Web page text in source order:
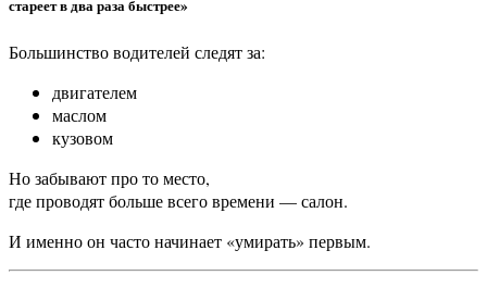
стареет в два раза быстрее»
Большинство водителей следят за:
двигателем
маслом
кузовом
Но забывают про то место,
где проводят больше всего времени — салон.
И именно он часто начинает «умирать» первым.